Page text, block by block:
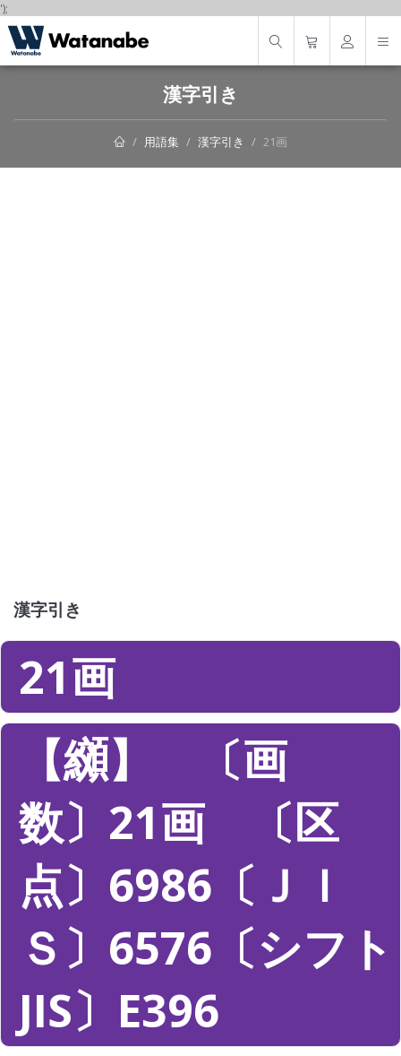
');
漢字引き
用語集 漢字引き 21画
漢字引き
21画
【纐】 〔画
数〕21画 〔区
点〕6986〔ＪＩ
Ｓ〕6576〔シフト
JIS〕E396